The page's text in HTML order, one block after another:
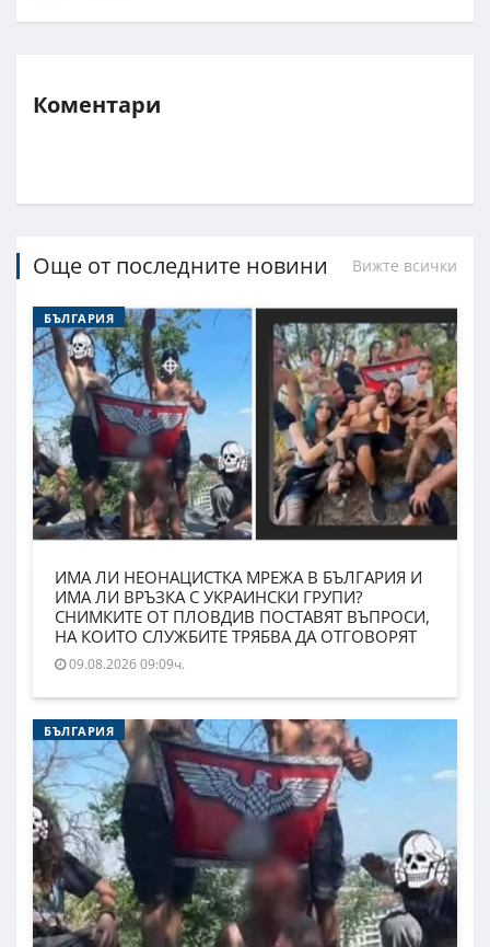
Коментари
Още от последните новини Вижте всички
БЪЛГАРИЯ
ИМА ЛИ НЕОНАЦИСТКА МРЕЖА В БЪЛГАРИЯ И
ИМА ЛИ ВРЪЗКА С УКРАИНСКИ ГРУПИ?
СНИМКИТЕ ОТ ПЛОВДИВ ПОСТАВЯТ ВЪПРОСИ,
НА КОИТО СЛУЖБИТЕ ТРЯБВА ДА ОТГОВОРЯТ
09.08.2026 09:09ч.
БЪЛГАРИЯ